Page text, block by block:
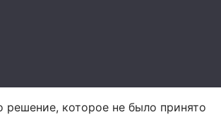
решение, которое не было принято